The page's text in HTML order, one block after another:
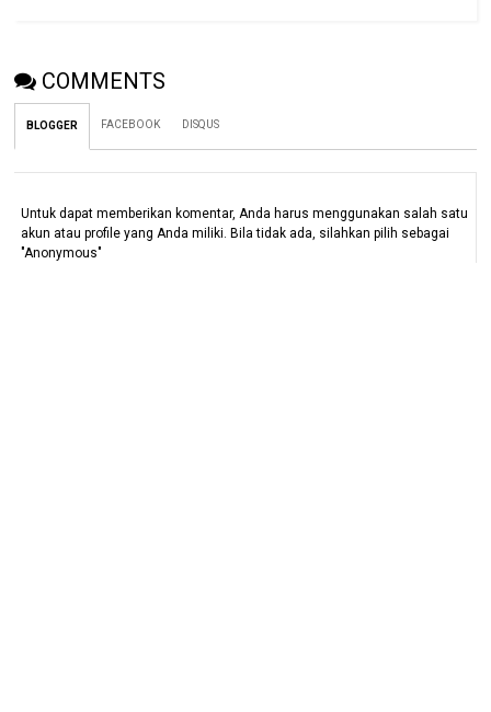
COMMENTS
BLOGGER FACEBOOK DISQUS
Untuk dapat memberikan komentar, Anda harus menggunakan salah satu
akun atau profile yang Anda miliki. Bila tidak ada, silahkan pilih sebagai
"Anonymous"